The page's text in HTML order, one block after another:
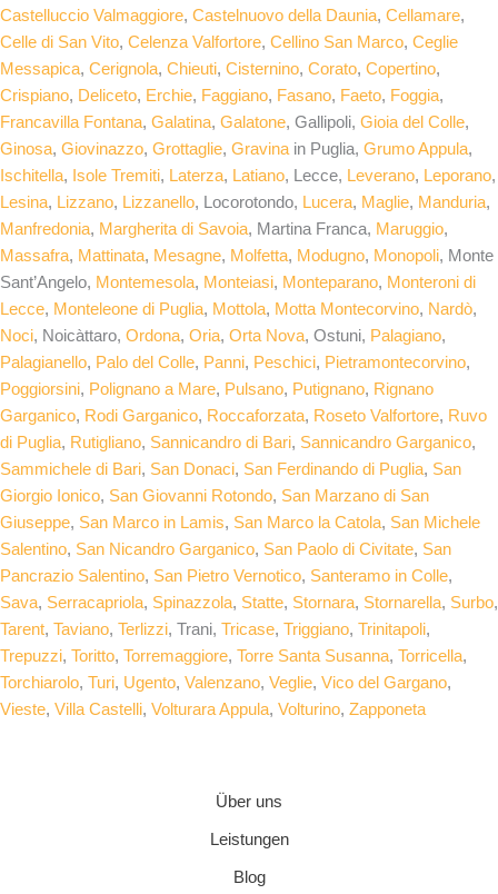
Castelluccio Valmaggiore, Castelnuovo della Daunia, Cellamare,
Celle di San Vito, Celenza Valfortore, Cellino San Marco, Ceglie
Messapica, Cerignola, Chieuti, Cisternino, Corato, Copertino,
Crispiano, Deliceto, Erchie, Faggiano, Fasano, Faeto, Foggia,
Francavilla Fontana, Galatina, Galatone, Gallipoli, Gioia del Colle,
Ginosa, Giovinazzo, Grottaglie, Gravina in Puglia, Grumo Appula,
Ischitella, Isole Tremiti, Laterza, Latiano, Lecce, Leverano, Leporano,
Lesina, Lizzano, Lizzanello, Locorotondo, Lucera, Maglie, Manduria,
Manfredonia, Margherita di Savoia, Martina Franca, Maruggio,
Massafra, Mattinata, Mesagne, Molfetta, Modugno, Monopoli, Monte
Sant’Angelo, Montemesola, Monteiasi, Monteparano, Monteroni di
Lecce, Monteleone di Puglia, Mottola, Motta Montecorvino, Nardò,
Noci, Noicàttaro, Ordona, Oria, Orta Nova, Ostuni, Palagiano,
Palagianello, Palo del Colle, Panni, Peschici, Pietramontecorvino,
Poggiorsini, Polignano a Mare, Pulsano, Putignano, Rignano
Garganico, Rodi Garganico, Roccaforzata, Roseto Valfortore, Ruvo
di Puglia, Rutigliano, Sannicandro di Bari, Sannicandro Garganico,
Sammichele di Bari, San Donaci, San Ferdinando di Puglia, San
Giorgio Ionico, San Giovanni Rotondo, San Marzano di San
Giuseppe, San Marco in Lamis, San Marco la Catola, San Michele
Salentino, San Nicandro Garganico, San Paolo di Civitate, San
Pancrazio Salentino, San Pietro Vernotico, Santeramo in Colle,
Sava, Serracapriola, Spinazzola, Statte, Stornara, Stornarella, Surbo,
Tarent, Taviano, Terlizzi, Trani, Tricase, Triggiano, Trinitapoli,
Trepuzzi, Toritto, Torremaggiore, Torre Santa Susanna, Torricella,
Torchiarolo, Turi, Ugento, Valenzano, Veglie, Vico del Gargano,
Vieste, Villa Castelli, Volturara Appula, Volturino, Zapponeta
Über uns
Leistungen
Blog